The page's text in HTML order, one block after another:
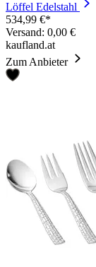
Löffel Edelstahl
534,99 €*
Versand: 0,00 €
kaufland.at
Zum Anbieter